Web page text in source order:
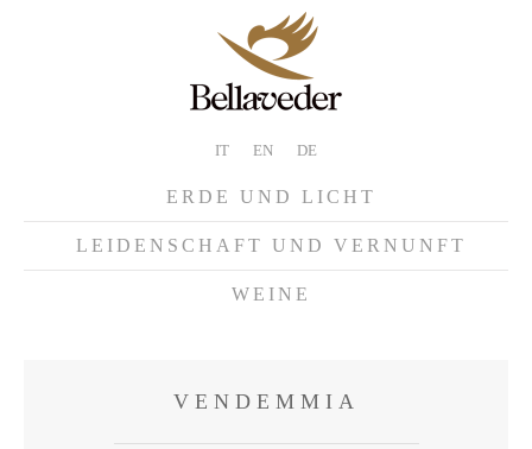
IT EN DE
ERDE UND LICHT
LEIDENSCHAFT UND VERNUNFT
WEINE
VENDEMMIA